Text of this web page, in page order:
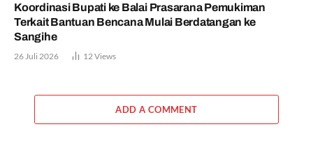
Koordinasi Bupati ke Balai Prasarana Pemukiman
Terkait Bantuan Bencana Mulai Berdatangan ke
Sangihe
26 Juli 2026 12 Views
ADD A COMMENT